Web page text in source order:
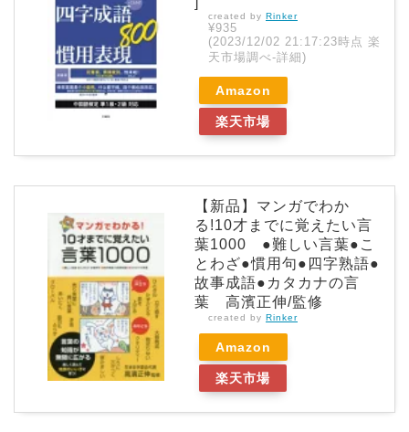
created by Rinker
¥935
(2023/12/02 21:17:23時点 楽
天市場調べ-詳細)
Amazon
楽天市場
【新品】マンガでわか
る!10才までに覚えたい言
葉1000 ●難しい言葉●こ
とわざ●慣用句●四字熟語●
故事成語●カタカナの言
葉 高濱正伸/監修
created by Rinker
Amazon
楽天市場